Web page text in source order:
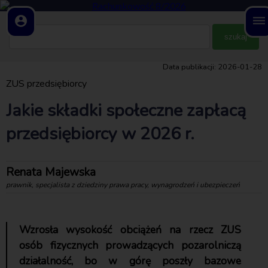
account_circle dehaze
Data publikacji: 2026-01-28
ZUS przedsiębiorcy
Jakie składki społeczne zapłacą
przedsiębiorcy w 2026 r.
Renata Majewska
prawnik, specjalista z dziedziny prawa pracy, wynagrodzeń i ubezpieczeń
Wzrosła wysokość obciążeń na rzecz ZUS
osób fizycznych prowadzących pozarolniczą
działalność, bo w górę poszły bazowe